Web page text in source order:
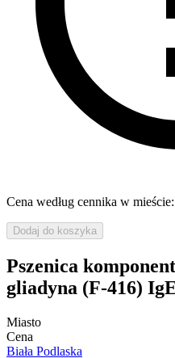
Cena według cennika w
Dodaj do koszyka
Pszenica
gliadyna (F-416)
Miasto
Cena
Biała Podlaska